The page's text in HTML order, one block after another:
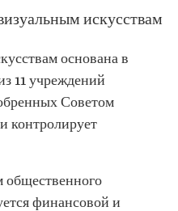
искусствам
основана в
11 учреждений
Советом
контролирует
общественного
финансовой и